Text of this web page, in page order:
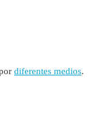
diferentes medios.